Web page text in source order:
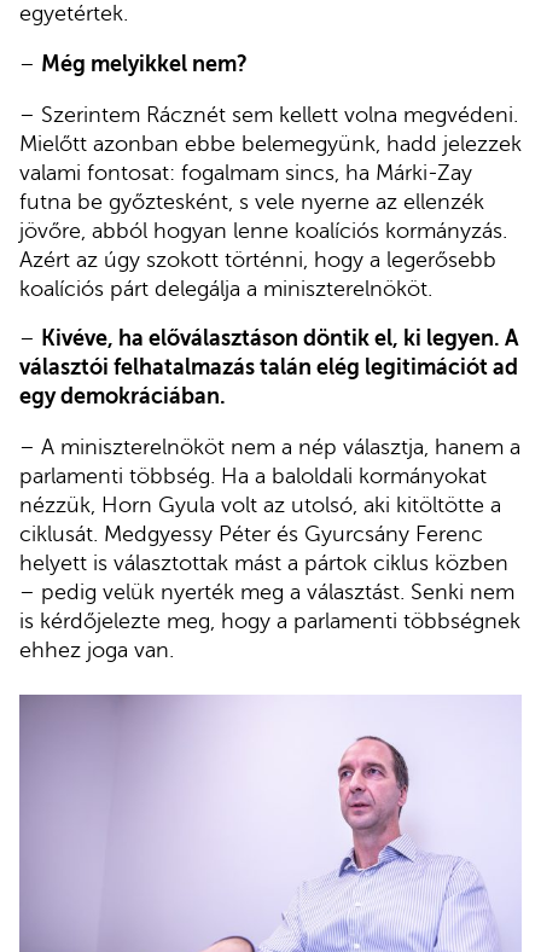
egyetértek.
– Még melyikkel nem?
– Szerintem Rácznét sem kellett volna megvédeni.
Mielőtt azonban ebbe belemegyünk, hadd jelezzek
valami fontosat: fogalmam sincs, ha Márki-Zay
futna be győztesként, s vele nyerne az ellenzék
jövőre, abból hogyan lenne koalíciós kormányzás.
Azért az úgy szokott történni, hogy a legerősebb
koalíciós párt delegálja a miniszterelnököt.
– Kivéve, ha előválasztáson döntik el, ki legyen. A
választói felhatalmazás talán elég legitimációt ad
egy demokráciában.
– A miniszterelnököt nem a nép választja, hanem a
parlamenti többség. Ha a baloldali kormányokat
nézzük, Horn Gyula volt az utolsó, aki kitöltötte a
ciklusát. Medgyessy Péter és Gyurcsány Ferenc
helyett is választottak mást a pártok ciklus közben
– pedig velük nyerték meg a választást. Senki nem
is kérdőjelezte meg, hogy a parlamenti többségnek
ehhez joga van.